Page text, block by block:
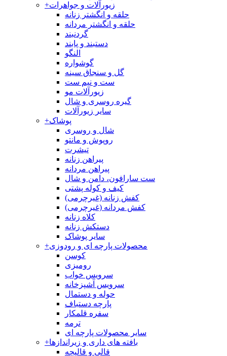
+زیورآلات و جواهرات
حلقه و انگشتر زنانه
حلقه و انگشتر مردانه
گردنبند
دستبند و پابند
النگو
گوشواره
گل و سنجاق سینه
ست و نیم ست
زیورآلات مو
گیره روسری و شال
سایر زیورآلات
+پوشاک
شال و روسری
روپوش و مانتو
تیشرت
پیراهن زنانه
پیراهن مردانه
ست سارافون، دامن و شال
کیف و کوله پشتی
کفش زنانه (غیرچرمی)
کفش مردانه (غیرچرمی)
کلاه زنانه
دستکش زنانه
سایر پوشاک
+محصولات پارچه ای و رودوزی
کوسن
رومیزی
سرویس خواب
سرویس آشپزخانه
حوله و دستمال
پارچه دستباف
سفره قلمکار
ترمه
سایر محصولات پارچه ای
+بافته های داری و زیراندازها
قالی و قالیچه